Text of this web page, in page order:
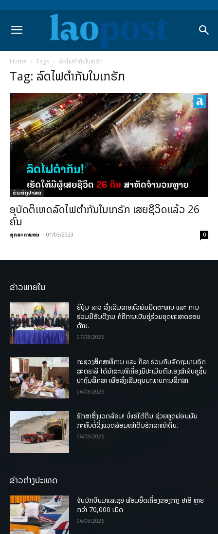
Home Tags ລົດໄຟຕຳກັນໃນເກຣັກ
Tag: ລົດໄຟຕຳກັນໃນເກຣັກ
ຂ່າວຕ່າງປະເທດ
ອຸບັດຕິເຫດລົດໄຟຕຳກັນໃນເກຣັກ ເສຍຊີວິດແລ້ວ 26
ຄົນ
ສຸກສະດາພອນ - 01/03/2023 0
ຂ່າວພາຍໃນ
ຍີ່ປຸ່ນ-ລາວ ສົ່ງເສີມສາຍພົວພັນມິດຕະພາບ ແລະ ການ
ຮ່ວມມືອັນດີງາມ ກໍຄືການເປັນຄູ່ຮ່ວມຍຸດທະສາດຮອບ
ດ້ານ.
07/08/2026
ກະຊວງສຶກສາທິການ ແລະ ກິລາ ຮ່ວມກັບລັດຖະບານອົດ
ສະຕຣາລີ ໄດ້ນຳສະເໜີເຄື່ອງມືປະເມີນຕົນເອງສຳລັບຄູຊັ້ນ
ປະຖົມສຶກສາ ເພື່ອສົ່ງເສີມຄຸນນະພາບການສຶກສາ.
06/08/2026
ຮັກສາສິ່ງແວດລ້ອມ! ບໍ່ແຮ່ໃຕ້ດິນ ຊ່ວຍຫຼຸດຜ່ອນຜົນ
ກະທົບຕໍ່ສິ່ງແວດລ້ອມໜ້າດິນຮັກສາໜ້າດິນ.
06/08/2026
ຂ່າວຕ່າງປະເທດ
ຈັບນັກບິນມາເລເຊຍ ພ້ອມຍຶດເຄື່ອງຂອງກາງ ຢາອີ ຫຼາຍ
ກວ່າ 70,000 ເມັດ
06/08/2026